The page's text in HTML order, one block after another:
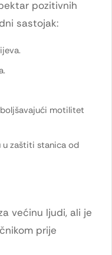
pozitivnih
sastojak:
motilitet
u zaštiti stanica od
većinu ljudi, ali je
prije